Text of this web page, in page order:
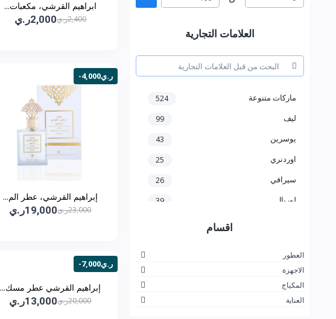
العلامات التجارية
ماركات متنوعة 524
ليف 99
يوسرين 43
اوردنري 25
سيرافي 26
لوريال 39
نارس
لاروش بوزيه
انستازيا
اقسام
العطور
الاجهزة
المكياج
العناية
ابراهيم القرشي، مكعبات...
2,400ر.ي 2,000ر.ي
-4,000ر.ي
إبراهيم القرشي، عطر الم...
23,000ر.ي 19,000ر.ي
-7,000ر.ي
إبراهيم القرشي عطر مسك...
20,000ر.ي 13,000ر.ي